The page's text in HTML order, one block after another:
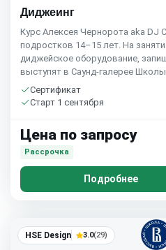
Диджеинг
Курс Алексея Чернорота aka DJ
подростков 14–15 лет. На
диджейское оборудование,
выступят в Саунд-галерее
Сертификат
Старт 1 сентября
Цена по запросу
Рассрочка
Подробнее
HSE Design 3.0(29)